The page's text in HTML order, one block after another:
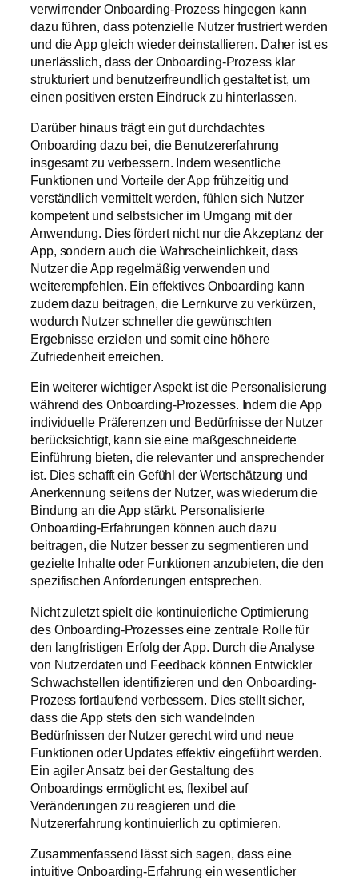
verwirrender Onboarding-Prozess hingegen kann
dazu führen, dass potenzielle Nutzer frustriert werden
und die App gleich wieder deinstallieren. Daher ist es
unerlässlich, dass der Onboarding-Prozess klar
strukturiert und benutzerfreundlich gestaltet ist, um
einen positiven ersten Eindruck zu hinterlassen.
Darüber hinaus trägt ein gut durchdachtes
Onboarding dazu bei, die Benutzererfahrung
insgesamt zu verbessern. Indem wesentliche
Funktionen und Vorteile der App frühzeitig und
verständlich vermittelt werden, fühlen sich Nutzer
kompetent und selbstsicher im Umgang mit der
Anwendung. Dies fördert nicht nur die Akzeptanz der
App, sondern auch die Wahrscheinlichkeit, dass
Nutzer die App regelmäßig verwenden und
weiterempfehlen. Ein effektives Onboarding kann
zudem dazu beitragen, die Lernkurve zu verkürzen,
wodurch Nutzer schneller die gewünschten
Ergebnisse erzielen und somit eine höhere
Zufriedenheit erreichen.
Ein weiterer wichtiger Aspekt ist die Personalisierung
während des Onboarding-Prozesses. Indem die App
individuelle Präferenzen und Bedürfnisse der Nutzer
berücksichtigt, kann sie eine maßgeschneiderte
Einführung bieten, die relevanter und ansprechender
ist. Dies schafft ein Gefühl der Wertschätzung und
Anerkennung seitens der Nutzer, was wiederum die
Bindung an die App stärkt. Personalisierte
Onboarding-Erfahrungen können auch dazu
beitragen, die Nutzer besser zu segmentieren und
gezielte Inhalte oder Funktionen anzubieten, die den
spezifischen Anforderungen entsprechen.
Nicht zuletzt spielt die kontinuierliche Optimierung
des Onboarding-Prozesses eine zentrale Rolle für
den langfristigen Erfolg der App. Durch die Analyse
von Nutzerdaten und Feedback können Entwickler
Schwachstellen identifizieren und den Onboarding-
Prozess fortlaufend verbessern. Dies stellt sicher,
dass die App stets den sich wandelnden
Bedürfnissen der Nutzer gerecht wird und neue
Funktionen oder Updates effektiv eingeführt werden.
Ein agiler Ansatz bei der Gestaltung des
Onboardings ermöglicht es, flexibel auf
Veränderungen zu reagieren und die
Nutzererfahrung kontinuierlich zu optimieren.
Zusammenfassend lässt sich sagen, dass eine
intuitive Onboarding-Erfahrung ein wesentlicher